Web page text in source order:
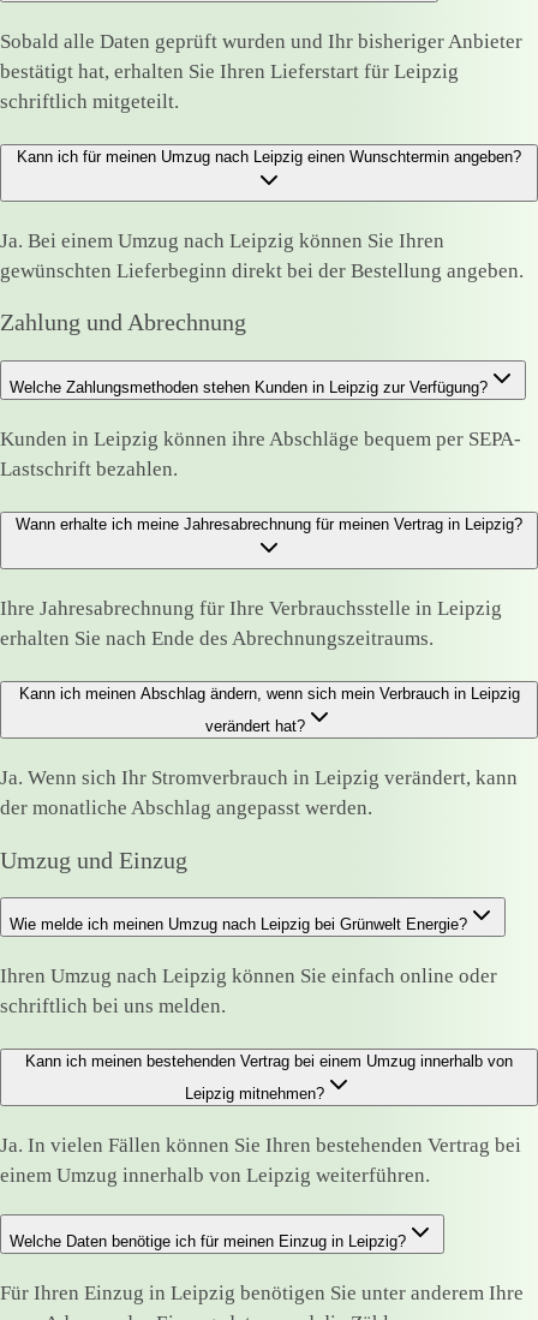
Sobald alle Daten geprüft wurden und Ihr bisheriger Anbieter
bestätigt hat, erhalten Sie Ihren Lieferstart für Leipzig
schriftlich mitgeteilt.
Kann ich für meinen Umzug nach Leipzig einen Wunschtermin angeben?
Ja. Bei einem Umzug nach Leipzig können Sie Ihren
gewünschten Lieferbeginn direkt bei der Bestellung angeben.
Zahlung und Abrechnung
Welche Zahlungsmethoden stehen Kunden in Leipzig zur Verfügung?
Kunden in Leipzig können ihre Abschläge bequem per SEPA-
Lastschrift bezahlen.
Wann erhalte ich meine Jahresabrechnung für meinen Vertrag in Leipzig?
Ihre Jahresabrechnung für Ihre Verbrauchsstelle in Leipzig
erhalten Sie nach Ende des Abrechnungszeitraums.
Kann ich meinen Abschlag ändern, wenn sich mein Verbrauch in Leipzig
verändert hat?
Ja. Wenn sich Ihr Stromverbrauch in Leipzig verändert, kann
der monatliche Abschlag angepasst werden.
Umzug und Einzug
Wie melde ich meinen Umzug nach Leipzig bei Grünwelt Energie?
Ihren Umzug nach Leipzig können Sie einfach online oder
schriftlich bei uns melden.
Kann ich meinen bestehenden Vertrag bei einem Umzug innerhalb von
Leipzig mitnehmen?
Ja. In vielen Fällen können Sie Ihren bestehenden Vertrag bei
einem Umzug innerhalb von Leipzig weiterführen.
Welche Daten benötige ich für meinen Einzug in Leipzig?
Für Ihren Einzug in Leipzig benötigen Sie unter anderem Ihre